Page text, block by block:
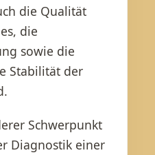
die Qualität
die
sowie die
Stabilität der
Schwerpunkt
Diagnostik einer